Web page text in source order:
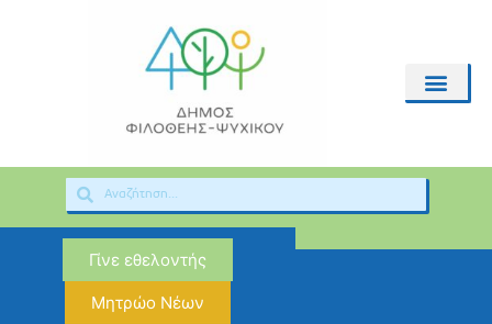
Γίνε εθελοντής
Μητρώο Νέων